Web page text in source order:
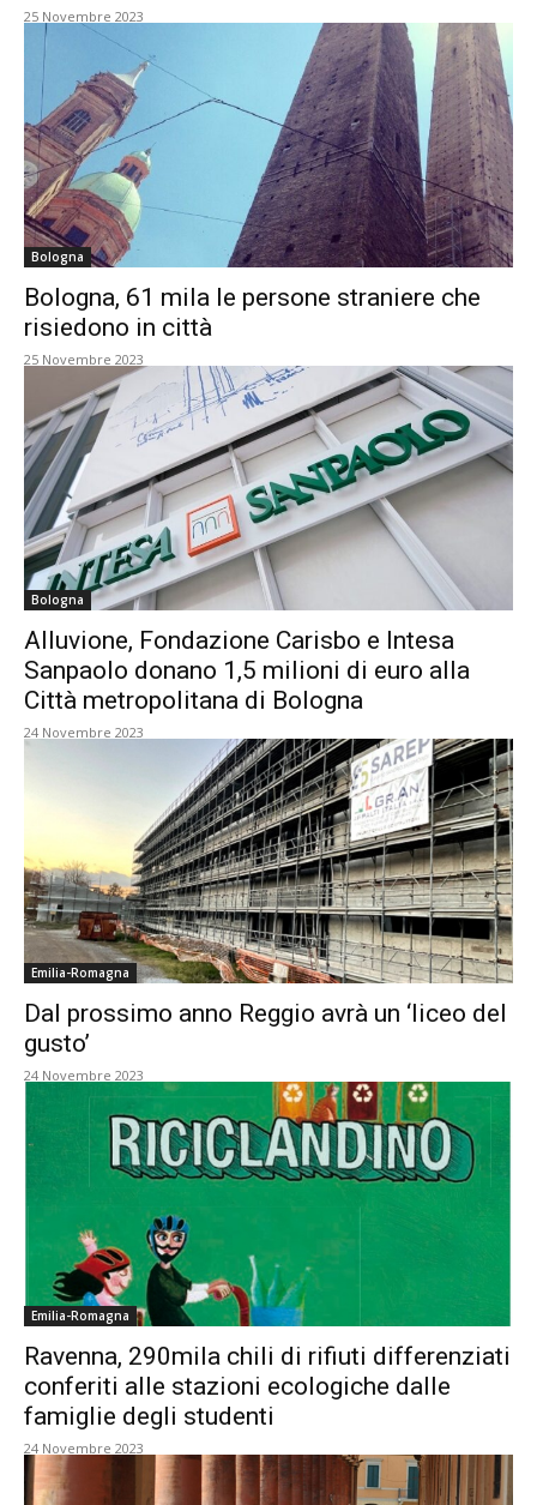
25 Novembre 2023
Bologna
Bologna, 61 mila le persone straniere che
risiedono in città
25 Novembre 2023
Bologna
Alluvione, Fondazione Carisbo e Intesa
Sanpaolo donano 1,5 milioni di euro alla
Città metropolitana di Bologna
24 Novembre 2023
Emilia-Romagna
Dal prossimo anno Reggio avrà un ‘liceo del
gusto’
24 Novembre 2023
Emilia-Romagna
Ravenna, 290mila chili di rifiuti differenziati
conferiti alle stazioni ecologiche dalle
famiglie degli studenti
24 Novembre 2023